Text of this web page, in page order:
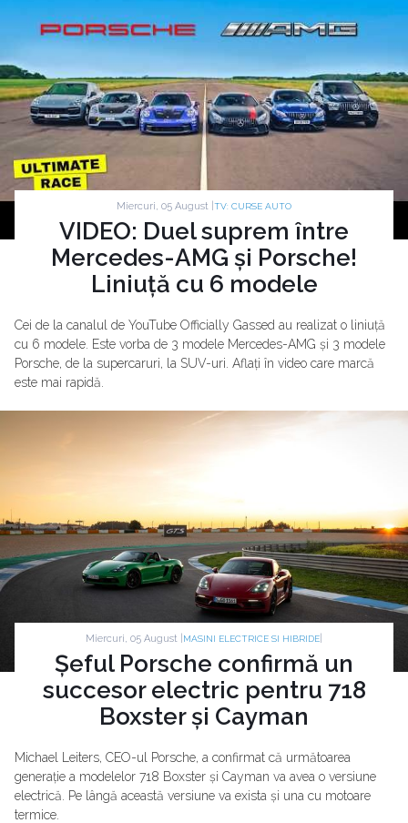
Miercuri, 05 August | TV: CURSE AUTO
VIDEO: Duel suprem între
Mercedes-AMG și Porsche!
Liniuță cu 6 modele
Cei de la canalul de YouTube Officially Gassed au realizat o liniuță
cu 6 modele. Este vorba de 3 modele Mercedes-AMG și 3 modele
Porsche, de la supercaruri, la SUV-uri. Aflați în video care marcă
este mai rapidă.
Miercuri, 05 August | MASINI ELECTRICE SI HIBRIDE
Șeful Porsche confirmă un
succesor electric pentru 718
Boxster și Cayman
Michael Leiters, CEO-ul Porsche, a confirmat că următoarea
generație a modelelor 718 Boxster și Cayman va avea o versiune
electrică. Pe lângă această versiune va exista și una cu motoare
termice.